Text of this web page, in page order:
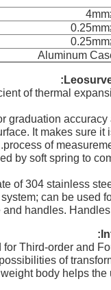
Aluminum
of thermal
graduation
It makes sure it
process of
by soft spring to
of 304 stainless
can be used
Third-order and
of
weight body helps